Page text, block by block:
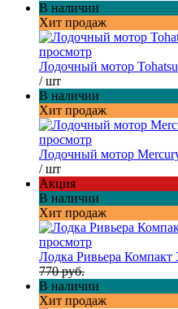
В наличии
Хит продаж
просмотр
Лодочный мотор
/ шт
В наличии
Хит продаж
просмотр
Лодочный мотор
/ шт
Акция
В наличии
Хит продаж
просмотр
Лодка Ривьера
770 руб.
В наличии
Хит продаж